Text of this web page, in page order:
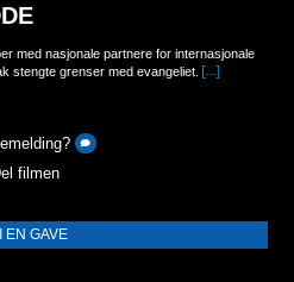
med nasjonale partnere for internasjonale
stengte grenser med evangeliet.
filmen
EN GAVE